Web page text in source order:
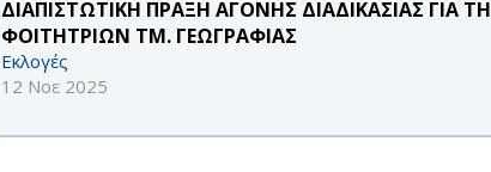
ΔΙΑΠΙΣΤΩΤΙΚΗ ΠΡΑΞΗ ΑΓΟΝΗΣ ΔΙΑΔΙΚΑΣΙΑΣ
ΦΟΙΤΗΤΡΙΩΝ ΤΜ. ΓΕΩΓΡΑΦΙΑΣ
Εκλογές
12 Νοε 2025